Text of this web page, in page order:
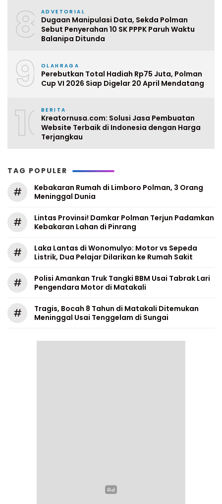
8 ADVETORIAL
Dugaan Manipulasi Data, Sekda Polman
Sebut Penyerahan 10 SK PPPK Paruh Waktu
Balanipa Ditunda
9 OLAHRAGA
Perebutkan Total Hadiah Rp75 Juta, Polman
Cup VI 2026 Siap Digelar 20 April Mendatang
10BERITA
Kreatornusa.com: Solusi Jasa Pembuatan
Website Terbaik di Indonesia dengan Harga
Terjangkau
TAG POPULER
#
Kebakaran Rumah di Limboro Polman, 3 Orang
Meninggal Dunia
#
Lintas Provinsi! Damkar Polman Terjun Padamkan
Kebakaran Lahan di Pinrang
#
Laka Lantas di Wonomulyo: Motor vs Sepeda
Listrik, Dua Pelajar Dilarikan ke Rumah Sakit
#
Polisi Amankan Truk Tangki BBM Usai Tabrak Lari
Pengendara Motor di Matakali
#
Tragis, Bocah 8 Tahun di Matakali Ditemukan
Meninggal Usai Tenggelam di Sungai